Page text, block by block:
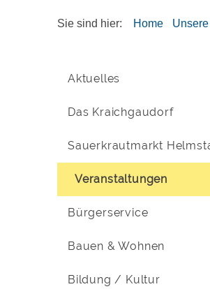
Sie sind hier: Home
Aktuelles
Das Kraichgaudorf
Sauerkrautmarkt
Veranstaltungen
Bürgerservice
Bauen & Wohnen
Bildung / Kultur